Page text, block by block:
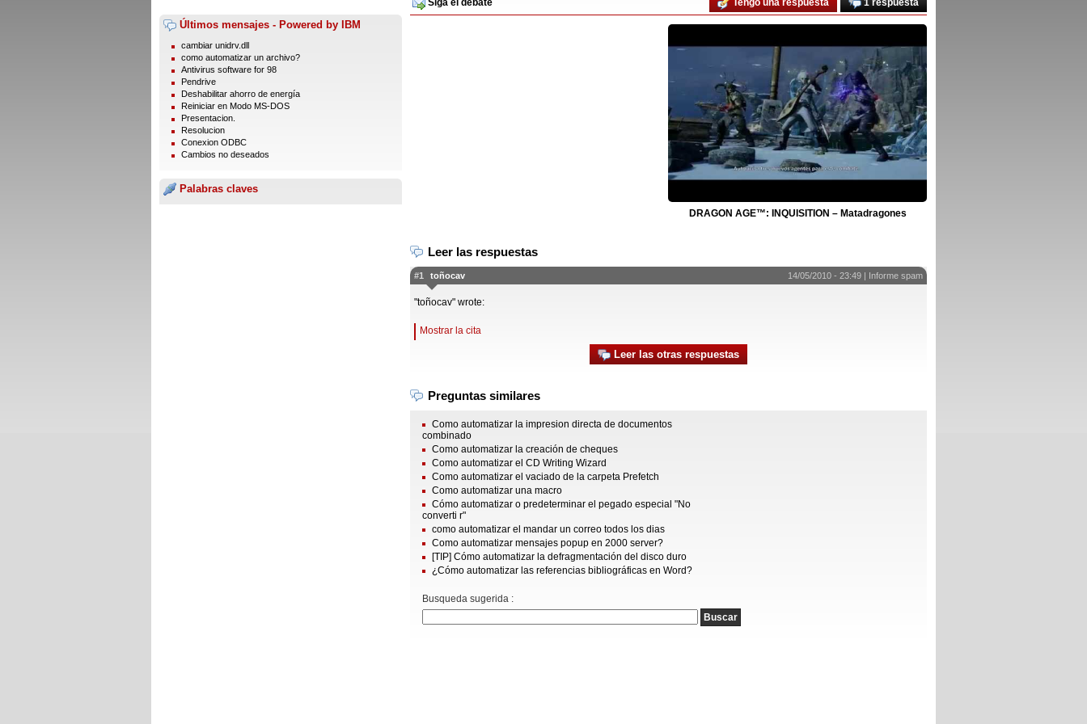
Últimos mensajes - Powered by IBM
cambiar unidrv.dll
como automatizar un archivo?
Antivirus software for 98
Pendrive
Deshabilitar ahorro de energía
Reiniciar en Modo MS-DOS
Presentacion.
Resolucion
Conexion ODBC
Cambios no deseados
Palabras claves
Siga el debate 1 respuesta
Tengo una respuesta
DRAGON AGE™: INQUISITION – Matadragones
Leer las respuestas
#1 toñocav 14/05/2010 - 23:49 | Informe spam
"toñocav" wrote:
Mostrar la cita
Leer las otras respuestas
Preguntas similares
Como automatizar la impresion directa de documentos
combinado
Como automatizar la creación de cheques
Como automatizar el CD Writing Wizard
Como automatizar el vaciado de la carpeta Prefetch
Como automatizar una macro
Cómo automatizar o predeterminar el pegado especial "No
converti r"
como automatizar el mandar un correo todos los dias
Como automatizar mensajes popup en 2000 server?
[TIP] Cómo automatizar la defragmentación del disco duro
¿Cómo automatizar las referencias bibliográficas en Word?
Busqueda sugerida :